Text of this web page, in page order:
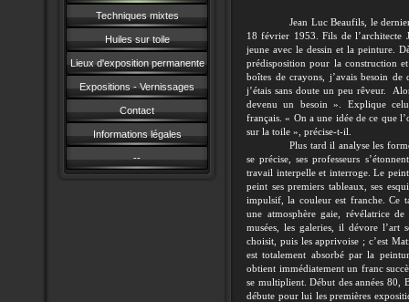
Techniques mixtes
Huiles sur toile
Lieux d'exposition permanente
Expositions - Vernissages
Contact
Informations légales
--
Jean Luc Beaufils, le
18 février 1953. Fils de l’architecte
jeune avec le dessin et la peinture.
prédisposition pour la construction
boîtes de crayons, j’avais besoin de
j’étais sans doute un peu rêveur.
devenu un besoin ». Explique
français. « On a une idée de ce que
sur la toile », précise-t-il.
Plus tard il analyse les
se précise, ses professeurs
travail interpelle et interroge. Le
peint ses premiers tableaux, ses
impulsif, la couleur est franche. Ce
une atmosphère gaie, révélatrice
musées, les galeries, il dévore l’art
choisit, puis les apprivoise ; c’est
est totalement absorbé par la
obtient immédiatement un franc
se multiplient. Début des années 80,
débute pour lui les premières